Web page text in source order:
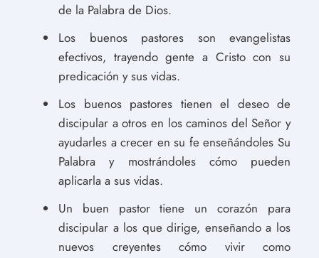
de la Palabra de Dios.
Los buenos pastores son evangelistas
efectivos, trayendo gente a Cristo con su
predicación y sus vidas.
Los buenos pastores tienen el deseo de
discipular a otros en los caminos del Señor y
ayudarles a crecer en su fe enseñándoles Su
Palabra y mostrándoles cómo pueden
aplicarla a sus vidas.
Un buen pastor tiene un corazón para
discipular a los que dirige, enseñando a los
nuevos creyentes cómo vivir como